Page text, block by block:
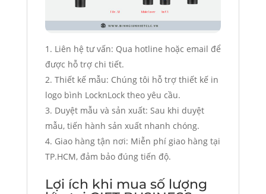
Liên hệ tư vấn: Qua hotline hoặc email để
được hỗ trợ chi tiết.
Thiết kế mẫu: Chúng tôi hỗ trợ thiết kế in
logo bình LocknLock theo yêu cầu.
Duyệt mẫu và sản xuất: Sau khi duyệt
mẫu, tiến hành sản xuất nhanh chóng.
Giao hàng tận nơi: Miễn phí giao hàng tại
TP.HCM, đảm bảo đúng tiến độ.
Lợi ích khi mua số lượng